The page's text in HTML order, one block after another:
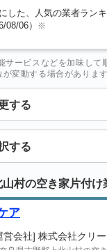
した、人気の業者ラン
08/06） ※
ービスなどを加味して
変動する場合があります
する
する
村の空き家片付け
ア
営会社] 株式会社クリ